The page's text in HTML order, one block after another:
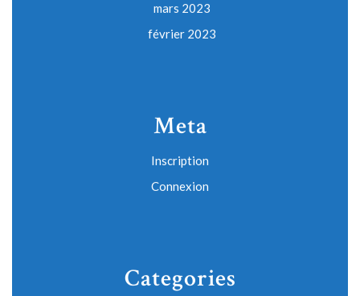
mars 2023
février 2023
Meta
Inscription
Connexion
Categories